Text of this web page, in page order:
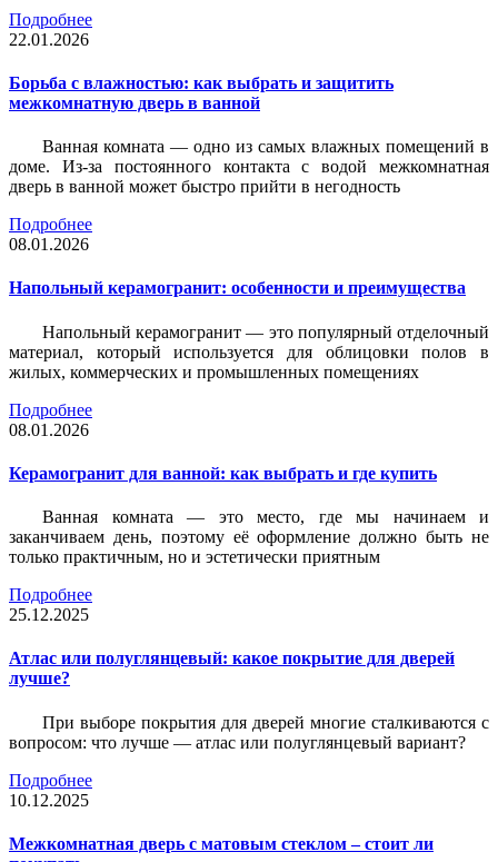
Подробнее
22.01.2026
Борьба с влажностью: как выбрать и защитить
межкомнатную дверь в ванной
Ванная комната — одно из самых влажных помещений в
доме. Из-за постоянного контакта с водой межкомнатная
дверь в ванной может быстро прийти в негодность
Подробнее
08.01.2026
Напольный керамогранит: особенности и преимущества
Напольный керамогранит — это популярный отделочный
материал, который используется для облицовки полов в
жилых, коммерческих и промышленных помещениях
Подробнее
08.01.2026
Керамогранит для ванной: как выбрать и где купить
Ванная комната — это место, где мы начинаем и
заканчиваем день, поэтому её оформление должно быть не
только практичным, но и эстетически приятным
Подробнее
25.12.2025
Атлас или полуглянцевый: какое покрытие для дверей
лучше?
При выборе покрытия для дверей многие сталкиваются с
вопросом: что лучше — атлас или полуглянцевый вариант?
Подробнее
10.12.2025
Межкомнатная дверь с матовым стеклом – стоит ли